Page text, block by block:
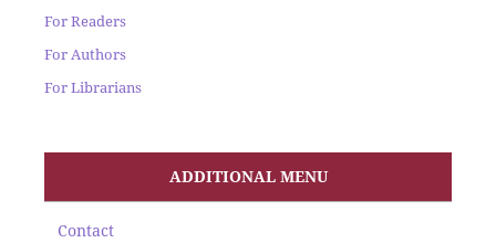
For Readers
For Authors
For Librarians
ADDITIONAL MENU
Contact